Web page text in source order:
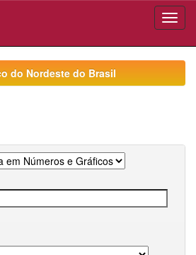
do Nordeste do Brasil